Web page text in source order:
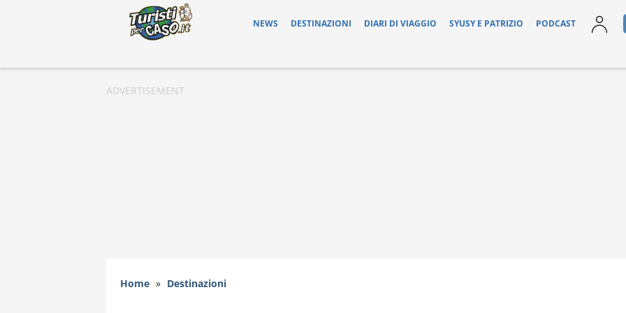
NEWS DESTINAZIONI DIARI DI VIAGGIO SYUSY E PATRIZIO PODCAST
Home » Destinazioni